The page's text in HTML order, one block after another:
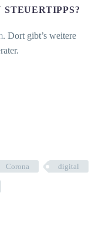
. Dort gibt’s weitere
Corona digital